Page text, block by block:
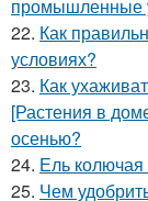
промышленные
22. Как
условиях?
23. Как
[Растения в
осенью?
24. Ель колючая
25. Чем